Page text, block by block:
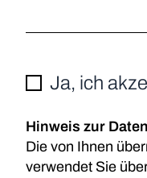
Ja, ich
Hinweis zur
Die von Ihnen
verwendet Sie